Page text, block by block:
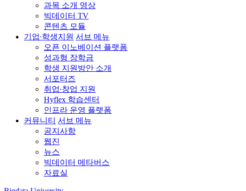
과목 소개 영상
빅데이터 TV
콘텐츠 모듈
기업∙학생지원 서브 메뉴
오픈 이노베이션 플랫폼
성과형 장학금
학생 지원방안 소개
서포터즈
취업∙창업 지원
Hyflex 학습센터
인프라 운영 플랫폼
커뮤니티 서브 메뉴
공지사항
웹진
뉴스
빅데이터 메타버스
자료실